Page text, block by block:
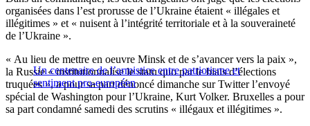
organisées dans l’est prorusse de l’Ukraine étaient « illégales et
illégitimes » et « nuisent à l’intégrité territoriale et à la souveraineté
de l’Ukraine ».
Un centenaire de l’armistice entre patriotisme et
sentiment pro-européen
« Au lieu de mettre en oeuvre Minsk et de s’avancer vers la paix »,
la Russie « institutionnalise le statu quo par le biais d’élections
truquées », a pour sa part dénoncé dimanche sur Twitter l’envoyé
spécial de Washington pour l’Ukraine, Kurt Volker. Bruxelles a pour
sa part condamné samedi des scrutins « illégaux et illégitimes ».